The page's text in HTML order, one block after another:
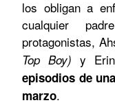
los obligan a
cualquier
protagonistas,
Top Boy) y
episodios de
marzo.